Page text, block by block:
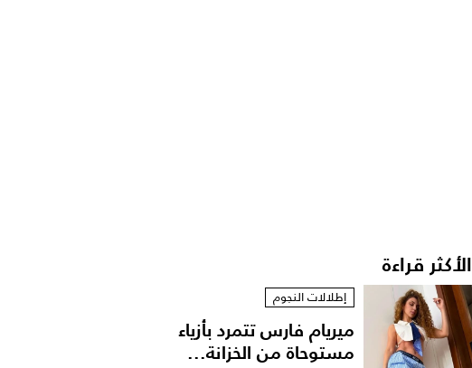
الأكثر قراءة
إطلالات النجوم
ميريام فارس تتمرد بأزياء
مستوحاة من الخزانة...